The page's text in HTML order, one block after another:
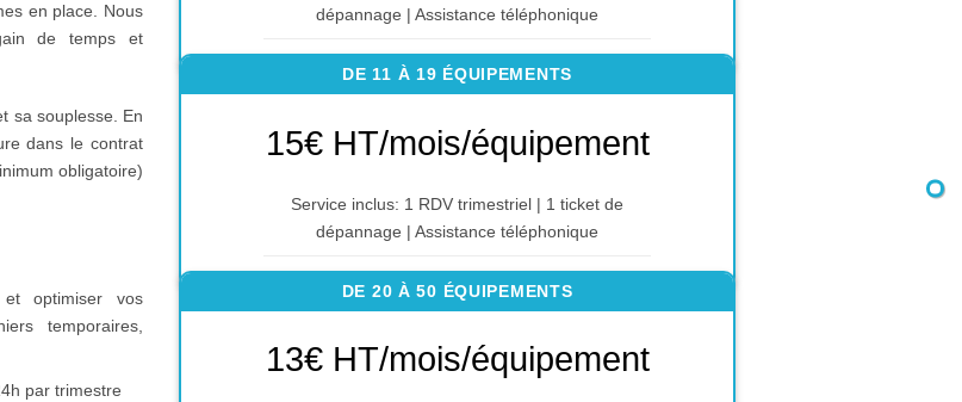
en place. Nous
de temps et
sa souplesse. En
dans le contrat
obligatoire)
optimiser vos
temporaires,
par trimestre
dépannage | Assistance téléphonique
DE 11 À 19 ÉQUIPEMENTS
15€ HT/mois/équipement
Service inclus: 1 RDV trimestriel | 1 ticket de
dépannage | Assistance téléphonique
DE 20 À 50 ÉQUIPEMENTS
13€ HT/mois/équipement